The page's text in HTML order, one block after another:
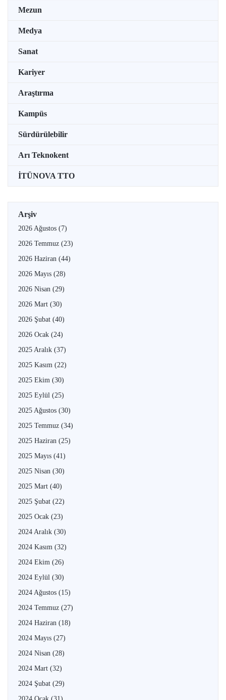
Mezun
Medya
Sanat
Kariyer
Araştırma
Kampüs
Sürdürülebilir
Arı Teknokent
İTÜNOVA TTO
Arşiv
2026 Ağustos (7)
2026 Temmuz (23)
2026 Haziran (44)
2026 Mayıs (28)
2026 Nisan (29)
2026 Mart (30)
2026 Şubat (40)
2026 Ocak (24)
2025 Aralık (37)
2025 Kasım (22)
2025 Ekim (30)
2025 Eylül (25)
2025 Ağustos (30)
2025 Temmuz (34)
2025 Haziran (25)
2025 Mayıs (41)
2025 Nisan (30)
2025 Mart (40)
2025 Şubat (22)
2025 Ocak (23)
2024 Aralık (30)
2024 Kasım (32)
2024 Ekim (26)
2024 Eylül (30)
2024 Ağustos (15)
2024 Temmuz (27)
2024 Haziran (18)
2024 Mayıs (27)
2024 Nisan (28)
2024 Mart (32)
2024 Şubat (29)